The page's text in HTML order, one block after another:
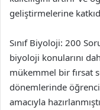
geliştirmelerine
Sınıf Biyoloji: 200
biyoloji konularını
mükemmel bir fırsat
dönemlerinde
amacıyla